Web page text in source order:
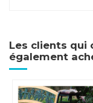
Les clients qui
également